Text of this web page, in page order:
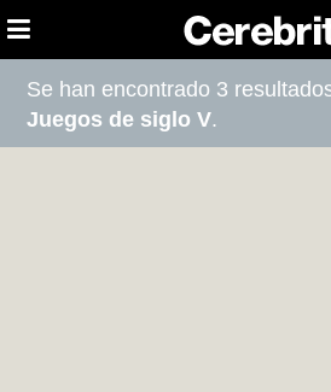
Se han encontrado 3
Juegos de siglo V.